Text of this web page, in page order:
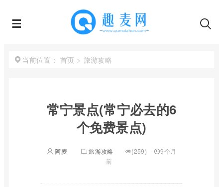
当前位置： 首页 > 旅游攻略
常宁景点(常宁必去的6
个免费景点)
阿麦 旅游攻略 (259)
9个月
前